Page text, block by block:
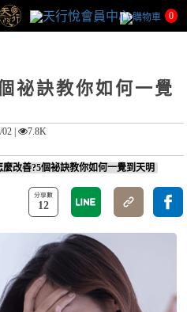
0
祕訣教你如何一覺
02 |
7.8K
麼改善?5個祕訣教你如何一覺到天明
12